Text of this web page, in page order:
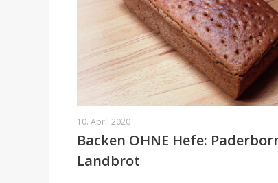
10. April 2020
Backen OHNE Hefe:
Landbrot